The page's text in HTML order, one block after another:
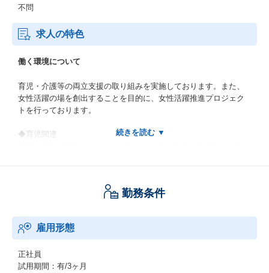
不問
求人の特色
働く環境について
育児・介護等の両立支援の取り組みを実施しております。また、
女性活躍の場を創出することを目的に、女性活躍推進プロジェク
トを行っております。
◆育児関連
・看護休暇の看護対象者の拡大
今後も従業員の皆様がいきいきと働ける環境づくりを進めていき
ます。
勤務条件
雇用形態
正社員
試用期間：有/3ヶ月